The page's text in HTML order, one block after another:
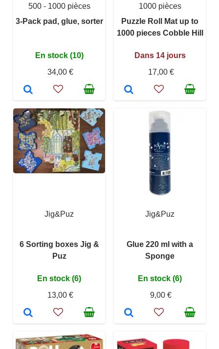
500 - 1000 pièces
3-Pack pad, glue, sorter
En stock (10)
34,00 €
1000 pièces
Puzzle Roll Mat up to
1000 pieces Cobble Hill
Dans 14 jours
17,00 €
Jig&Puz
6 Sorting boxes Jig &
Puz
En stock (6)
13,00 €
Jig&Puz
Glue 220 ml with a
Sponge
En stock (6)
9,00 €